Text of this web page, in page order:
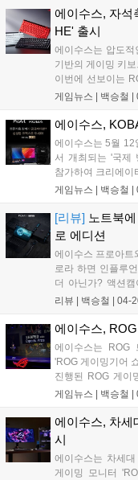
다. 양사는 이번 협
스포츠 팬들을 위해
에이수스, 자석
HE' 출시
에이수스는 압도
기반의 게이밍 키
이번에 선보이는
는 75% 레이아웃
최신 자석축인
사용하였으며,
화함으로써 극강
다....
게임뉴스 | 백승철
에이수스,
에이수스는 5월 12
서 개최되는 '국제
참가하여 크리에이
솔루션을 선보인다
공개할 예정이다.
트북, 데스크톱,
대한 생태계를 시
게임뉴스 | 백승철
[리뷰] 노트북
로 에디션
에이수스 프로아트
로라 하면 인플루
더 아닌가? 액션캠
섞인, 감성으로 얘
쳐 '에이수스 프로
보였다....
리뷰 | 백승철 04-
에이수스,
에이수스는 ROG
'ROG 게이밍기어
진행된 ROG 게이
총괄 크리스 황
승리를 위한 강력하
게임뉴스 | 백승철
에이수스, 차세
시
에이수스는 차세
게이밍 모니터